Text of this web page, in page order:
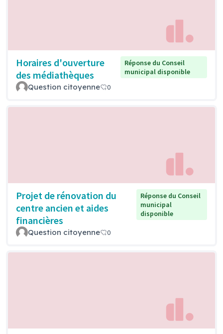
Horaires d'ouverture
des médiathèques
Réponse du Conseil
municipal disponible
Question citoyenne 0
Projet de rénovation du
centre ancien et aides
financières
Réponse du Conseil
municipal
disponible
Question citoyenne 0